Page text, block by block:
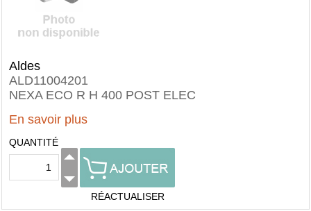
Aldes
ALD11004201
NEXA ECO R H 400 POST ELEC
En savoir plus
QUANTITÉ
RÉACTUALISER